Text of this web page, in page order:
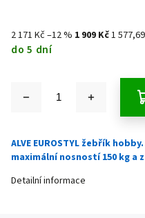
2 171 Kč–12 % 1 909 Kč1
do 5 dní
ALVE EUROSTYL žebřík hobby.
maximální nosností 150 kg a
Detailní informace